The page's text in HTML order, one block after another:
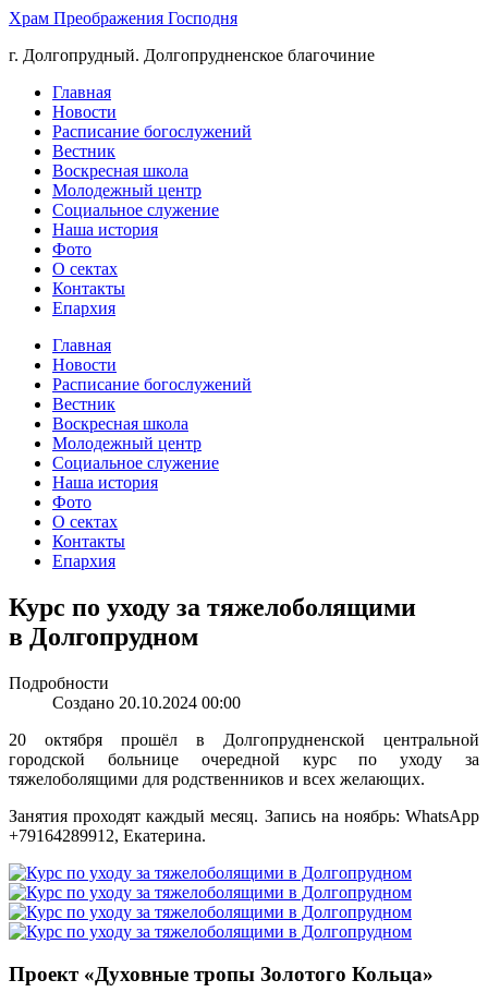
Храм Преображения Господня
г. Долгопрудный. Долгопрудненское благочиние
Главная
Новости
Расписание богослужений
Вестник
Воскресная школа
Молодежный центр
Социальное служение
Наша история
Фото
О сектах
Контакты
Епархия
Главная
Новости
Расписание богослужений
Вестник
Воскресная школа
Молодежный центр
Социальное служение
Наша история
Фото
О сектах
Контакты
Епархия
Курс по уходу за тяжелоболящими
в Долгопрудном
Подробности
Создано 20.10.2024 00:00
20 октября прошёл в Долгопрудненской центральной
городской больнице очередной курс по уходу за
тяжелоболящими для родственников и всех желающих.
Занятия проходят каждый месяц. Запись на ноябрь: WhatsApp
+79164289912, Екатерина.
Проект «Духовные тропы Золотого Кольца»